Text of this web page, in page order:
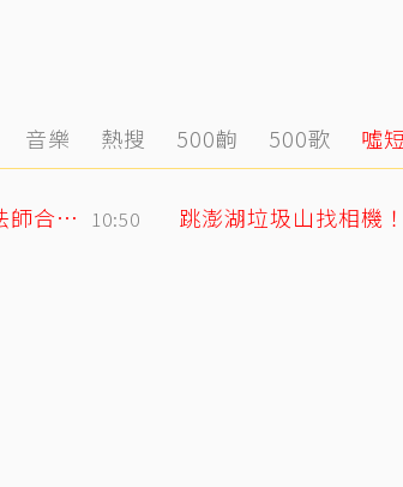
音樂 熱搜 500齣 500歌 噓
GD私下反差萌藏不住！霸總遇大聲公秒變乖兒子、與法師合照掀網暴動 10:50 跳澎湖垃圾山找相機